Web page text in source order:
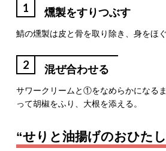
1 燻製をすりつぶす
鯖の燻製は皮と骨を取り除き、身をほ
2 混ぜ合わせる
サワークリームと①をなめらかになる
って胡椒をふり、大根を添える。
“せりと油揚げのおひた